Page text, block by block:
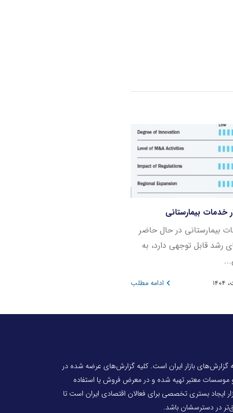
خدمات بیمارستانی
بیمارستانی در حال حاضر
رشد قابل توجهی دارد، به
ادامه مطلب
گزارش‌های بازار ایران است. کلیه گزارش‌های عرضه شده در
موسسات معتبر تهیه شده و در معرض فروش یا استفاده
ایجاد بستری تخصصی برای فعالان اقتصادی ایران است تا
در دسترسشان باشد.